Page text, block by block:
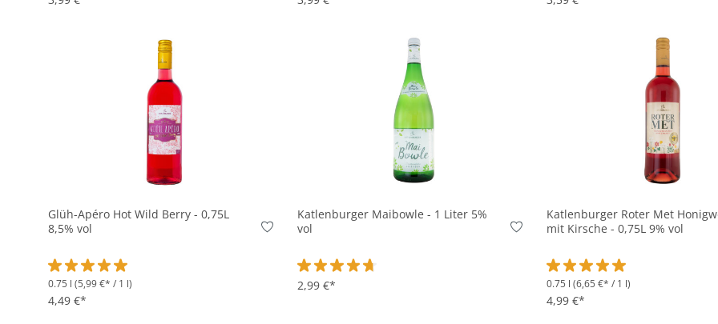
Glüh-Apéro Hot Wild Berry - 0,75L
8,5% vol
Durchschnittliche Bewertung von 5 von 5 Sternen
0.75 l (5,99 €* / 1 l)
4,49 €*
In den Korb
Katlenburger Maibowle - 1 Liter 5%
vol
Durchschnittliche Bewertung von 4.7 von 5 Sternen
2,99 €*
In den Korb
Katlenburger Roter Met
mit Kirsche - 0,75L 9% vol
Durchschnittliche Bewertung
0.75 l (6,65 €* / 1 l)
4,99 €*
In den Korb